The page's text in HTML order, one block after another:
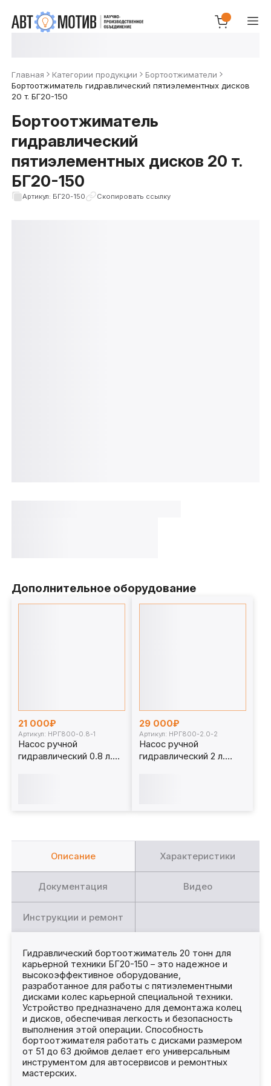
Главная Категории продукции
Бортоотжиматели
Бортоотжиматель гидравлический пятиэлементных дисков
20 т. БГ20-150
Бортоотжиматель
гидравлический
пятиэлементных дисков 20 т.
БГ20-150
Артикул: БГ20-150 Скопировать ссылку
Дополнительное оборудование
21 000₽
Артикул: НРГ800-0.8-1
Насос ручной
гидравлический 0.8 л.
29 000₽
Артикул: НРГ800-2.0-2
Насос ручной
гидравлический 2 л.
Описание Характеристики
Документация Видео
Инструкции и ремонт
Гидравлический бортоотжиматель 20 тонн для
карьерной техники БГ20-150 – это надежное и
высокоэффективное оборудование,
разработанное для работы с пятиэлементными
дисками колес карьерной специальной техники.
Устройство предназначено для демонтажа колец
и дисков, обеспечивая легкость и безопасность
выполнения этой операции. Способность
бортоотжимателя работать с дисками размером
от 51 до 63 дюймов делает его универсальным
инструментом для автосервисов и ремонтных
мастерских.